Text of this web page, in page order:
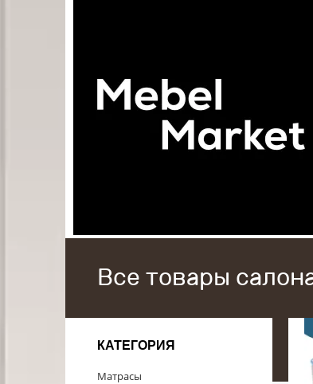
Все товары
КАТЕГОРИЯ
Матрасы